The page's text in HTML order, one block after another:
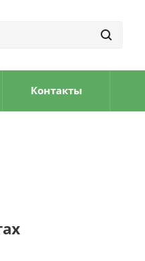
Контакты